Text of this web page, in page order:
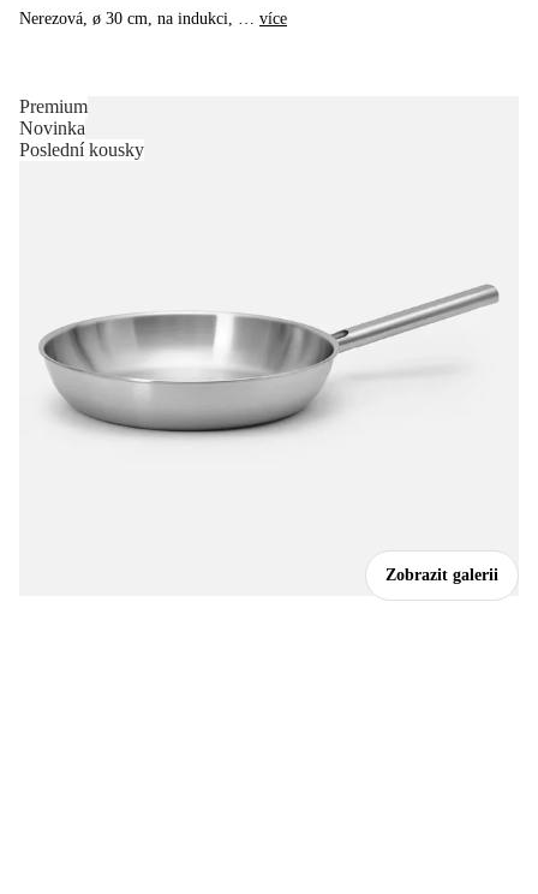
Zobrazit galerii
Premium
Novinka
Poslední kousky
Nerezová, ø 30 cm, na indukci, … více